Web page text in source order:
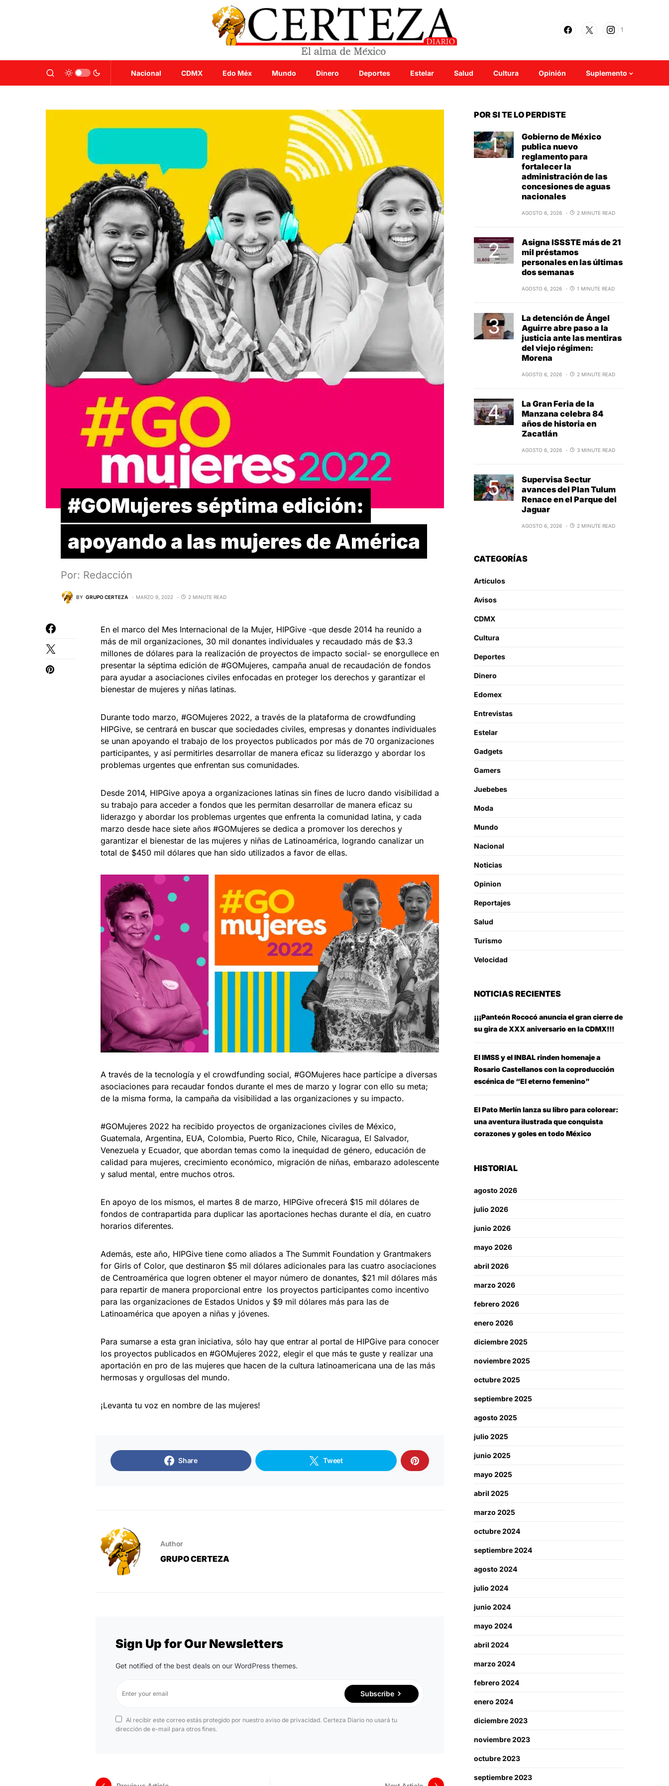
1
Nacional CDMX Edo Méx Mundo Dinero Deportes Estelar Salud Cultura Opinión Suplemento
#GOMujeres séptima edición:
apoyando a las mujeres de América
Por: Redacción
BY GRUPO CERTEZA MARZO 9, 2022 2 MINUTE READ
En el marco del Mes Internacional de la Mujer, HIPGive -que desde 2014 ha reunido a
más de mil organizaciones, 30 mil donantes individuales y recaudado más de $3.3
millones de dólares para la realización de proyectos de impacto social- se enorgullece en
presentar la séptima edición de #GOMujeres, campaña anual de recaudación de fondos
para ayudar a asociaciones civiles enfocadas en proteger los derechos y garantizar el
bienestar de mujeres y niñas latinas.
Durante todo marzo, #GOMujeres 2022, a través de la plataforma de crowdfunding
HIPGive, se centrará en buscar que sociedades civiles, empresas y donantes individuales
se unan apoyando el trabajo de los proyectos publicados por más de 70 organizaciones
participantes, y así permitirles desarrollar de manera eficaz su liderazgo y abordar los
problemas urgentes que enfrentan sus comunidades.
Desde 2014, HIPGive apoya a organizaciones latinas sin fines de lucro dando visibilidad a
su trabajo para acceder a fondos que les permitan desarrollar de manera eficaz su
liderazgo y abordar los problemas urgentes que enfrenta la comunidad latina, y cada
marzo desde hace siete años #GOMujeres se dedica a promover los derechos y
garantizar el bienestar de las mujeres y niñas de Latinoamérica, logrando canalizar un
total de $450 mil dólares que han sido utilizados a favor de ellas.
A través de la tecnología y el crowdfunding social, #GOMujeres hace partícipe a diversas
asociaciones para recaudar fondos durante el mes de marzo y lograr con ello su meta;
de la misma forma, la campaña da visibilidad a las organizaciones y su impacto.
#GOMujeres 2022 ha recibido proyectos de organizaciones civiles de México,
Guatemala, Argentina, EUA, Colombia, Puerto Rico, Chile, Nicaragua, El Salvador,
Venezuela y Ecuador, que abordan temas como la inequidad de género, educación de
calidad para mujeres, crecimiento económico, migración de niñas, embarazo adolescente
y salud mental, entre muchos otros.
En apoyo de los mismos, el martes 8 de marzo, HIPGive ofrecerá $15 mil dólares de
fondos de contrapartida para duplicar las aportaciones hechas durante el día, en cuatro
horarios diferentes.
Además, este año, HIPGive tiene como aliados a The Summit Foundation y Grantmakers
for Girls of Color, que destinaron $5 mil dólares adicionales para las cuatro asociaciones
de Centroamérica que logren obtener el mayor número de donantes, $21 mil dólares más
para repartir de manera proporcional entre los proyectos participantes como incentivo
para las organizaciones de Estados Unidos y $9 mil dólares más para las de
Latinoamérica que apoyen a niñas y jóvenes.
Para sumarse a esta gran iniciativa, sólo hay que entrar al portal de HIPGive para conocer
los proyectos publicados en #GOMujeres 2022, elegir el que más te guste y realizar una
aportación en pro de las mujeres que hacen de la cultura latinoamericana una de las más
hermosas y orgullosas del mundo.
¡Levanta tu voz en nombre de las mujeres!
Share Tweet
Author
GRUPO CERTEZA
Sign Up for Our Newsletters
Get notified of the best deals on our WordPress themes.
Subscribe
Al recibir este correo estás protegido por nuestro aviso de privacidad. Certeza Diario no usará tu
dirección de e-mail para otros fines.
POR SI TE LO PERDISTE
Gobierno de México
publica nuevo
reglamento para
fortalecer la
administración de las
concesiones de aguas
nacionales
AGOSTO 6, 2026 2 MINUTE READ
Asigna ISSSTE más de 21
mil préstamos
personales en las últimas
dos semanas
AGOSTO 6, 2026 1 MINUTE READ
La detención de Ángel
Aguirre abre paso a la
justicia ante las mentiras
del viejo régimen:
Morena
AGOSTO 6, 2026 2 MINUTE READ
La Gran Feria de la
Manzana celebra 84
años de historia en
Zacatlán
AGOSTO 6, 2026 3 MINUTE READ
Supervisa Sectur
avances del Plan Tulum
Renace en el Parque del
Jaguar
AGOSTO 6, 2026 2 MINUTE READ
CATEGORÍAS
Artículos
Avisos
CDMX
Cultura
Deportes
Dinero
Edomex
Entrevistas
Estelar
Gadgets
Gamers
Juebebes
Moda
Mundo
Nacional
Noticias
Opinion
Reportajes
Salud
Turismo
Velocidad
NOTICIAS RECIENTES
¡¡¡Panteón Rococó anuncia el gran cierre de
su gira de XXX aniversario en la CDMX!!!
El IMSS y el INBAL rinden homenaje a
Rosario Castellanos con la coproducción
escénica de “El eterno femenino”
El Pato Merlín lanza su libro para colorear:
una aventura ilustrada que conquista
corazones y goles en todo México
HISTORIAL
agosto 2026
julio 2026
junio 2026
mayo 2026
abril 2026
marzo 2026
febrero 2026
enero 2026
diciembre 2025
noviembre 2025
octubre 2025
septiembre 2025
agosto 2025
julio 2025
junio 2025
mayo 2025
abril 2025
marzo 2025
octubre 2024
septiembre 2024
agosto 2024
julio 2024
junio 2024
mayo 2024
abril 2024
marzo 2024
febrero 2024
enero 2024
diciembre 2023
noviembre 2023
octubre 2023
septiembre 2023